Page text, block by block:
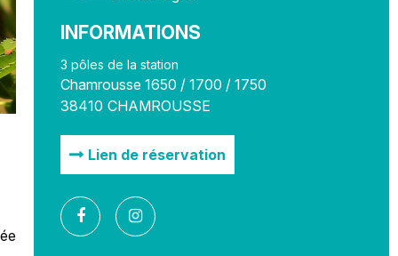
INFORMATIONS
3 pôles de la station
Chamrousse 1650 / 1700 / 1750
38410 CHAMROUSSE
Lien de réservation